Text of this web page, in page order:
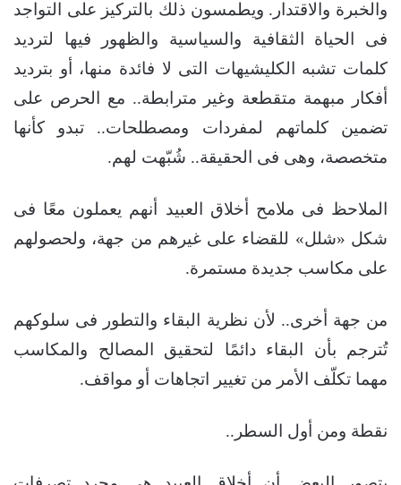
والخبرة والاقتدار. ويطمسون ذلك بالتركيز على التواجد
فى الحياة الثقافية والسياسية والظهور فيها لترديد
كلمات تشبه الكليشيهات التى لا فائدة منها، أو بترديد
أفكار مبهمة متقطعة وغير مترابطة.. مع الحرص على
تضمين كلماتهم لمفردات ومصطلحات.. تبدو كأنها
متخصصة، وهى فى الحقيقة.. شُبّهت لهم.
الملاحظ فى ملامح أخلاق العبيد أنهم يعملون معًا فى
شكل «شلل» للقضاء على غيرهم من جهة، ولحصولهم
على مكاسب جديدة مستمرة.
من جهة أخرى.. لأن نظرية البقاء والتطور فى سلوكهم
تُترجم بأن البقاء دائمًا لتحقيق المصالح والمكاسب
مهما تكلّف الأمر من تغيير اتجاهات أو مواقف.
نقطة ومن أول السطر..